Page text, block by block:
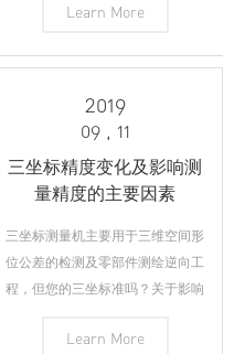
大家肯定都首先想到的是性价比，
价钱一分货，矛盾永远都是无处不
年的三坐标制造销
Learn More
2019
09 , 11
三坐标精度变化及影响测
量精度的主要因素
三坐标测量机主要用于三维空间形
位公差的检测及零部件测绘逆向工
程，但您的三坐标准吗？关于影响
标测量机本身因故障造成测量精度
Learn More